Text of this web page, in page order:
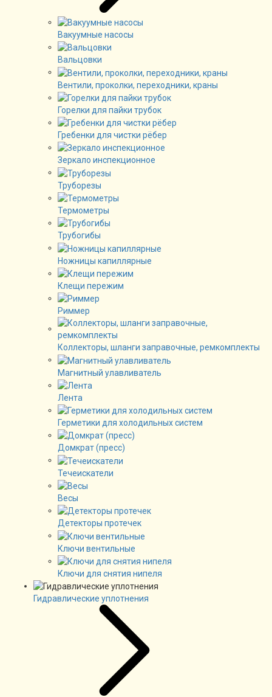
Вакуумные насосы
Вальцовки
Вентили, проколки, переходники, краны
Горелки для пайки трубок
Гребенки для чистки рёбер
Зеркало инспекционное
Труборезы
Термометры
Трубогибы
Ножницы капиллярные
Клещи пережим
Риммер
Коллекторы, шланги заправочные, ремкомплекты
Магнитный улавливатель
Лента
Герметики для холодильных систем
Домкрат (пресс)
Течеискатели
Весы
Детекторы протечек
Ключи вентильные
Ключи для снятия нипеля
Гидравлические уплотнения